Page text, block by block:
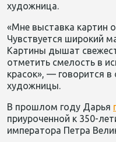
художница.
«Мне выставка картин
Чувствуется широкий
Картины дышат
отметить смелость в
красок», — говорится
художницы.
В прошлом году Дарья
приуроченной к 350-
императора Петра